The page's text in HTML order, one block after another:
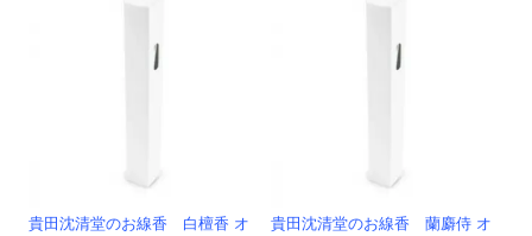
貴田沈清堂のお線香 白檀香 オ
貴田沈清堂のお線香 蘭麝侍 オ